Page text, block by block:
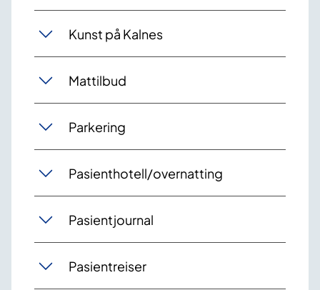
Kunst på Kalnes
Mattilbud
Parkering
Pasienthotell/overnatting
Pasientjournal
Pasientreiser